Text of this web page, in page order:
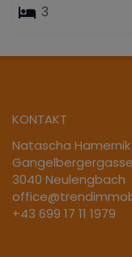
3
KONTAKT
Natascha Hamernik
3040 Neulengbach
+43 699 17 11 1979